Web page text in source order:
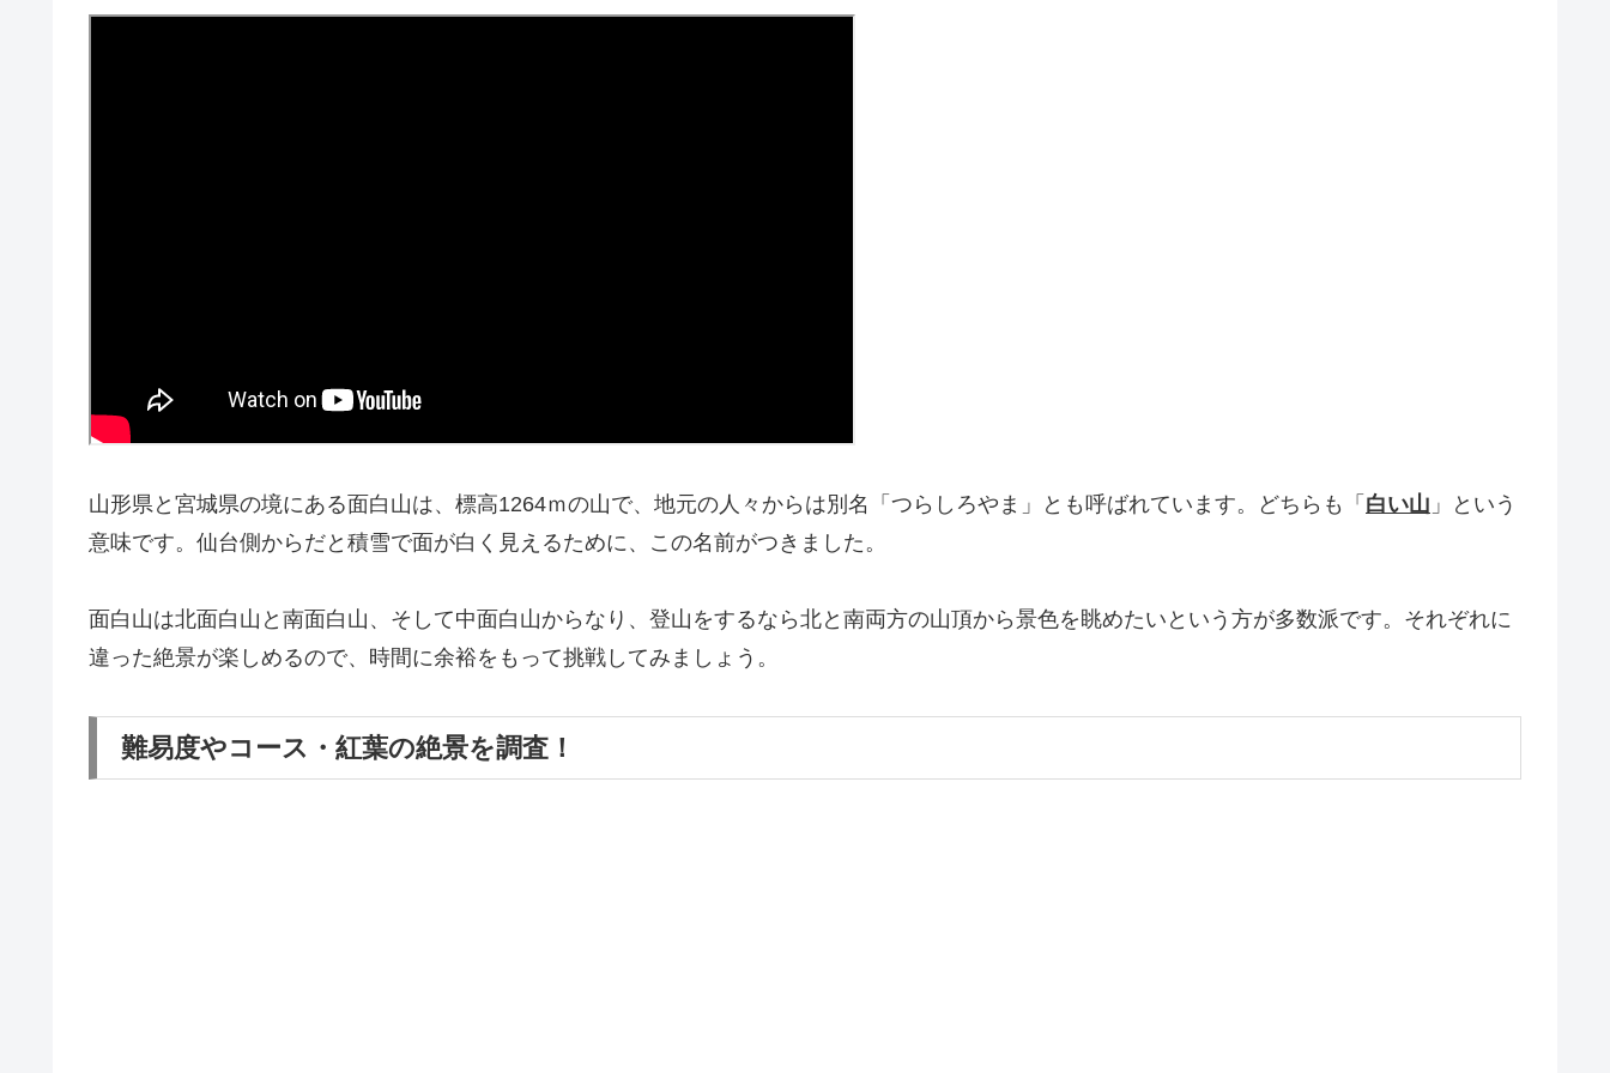
山形県と宮城県の境にある面白山は、標高1264ｍの山で、地元の人々からは別名「つらしろやま」とも呼ばれています。どちらも「 白い山 」という
意味です。仙台側からだと積雪で面が白く見えるために、この名前がつきました。
面白山は北面白山と南面白山、そして中面白山からなり、登山をするなら北と南両方の山頂から景色を眺めたいという方が多数派です。それぞれに
違った絶景が楽しめるので、時間に余裕をもって挑戦してみましょう。
難易度やコース・紅葉の絶景を調査！